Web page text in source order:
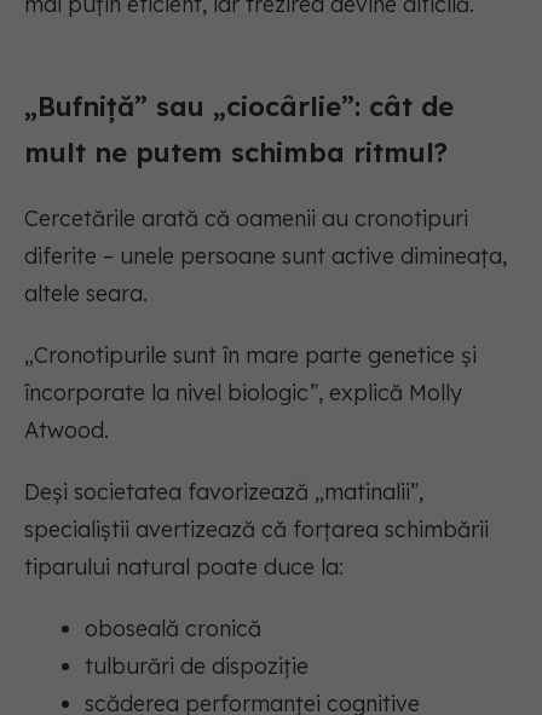
„Bufniță” sau „ciocârlie”: cât de
mult ne putem schimba ritmul?
Cercetările arată că oamenii au cronotipuri
diferite – unele persoane sunt active dimineața,
altele seara.
„Cronotipurile sunt în mare parte genetice și
încorporate la nivel biologic”, explică Molly
Atwood.
Deși societatea favorizează „matinalii”,
specialiștii avertizează că forțarea schimbării
tiparului natural poate duce la:
oboseală cronică
tulburări de dispoziție
scăderea performanței cognitive